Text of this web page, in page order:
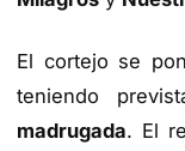
El cortejo se
teniendo
madrugada. El